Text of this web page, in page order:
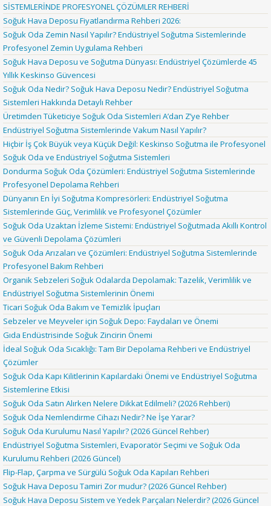
SİSTEMLERİNDE PROFESYONEL ÇÖZÜMLER REHBERİ
Soğuk Hava Deposu Fiyatlandırma Rehberi 2026:
Soğuk Oda Zemin Nasıl Yapılır? Endüstriyel Soğutma Sistemlerinde
Profesyonel Zemin Uygulama Rehberi
Soğuk Hava Deposu ve Soğutma Dünyası: Endüstriyel Çözümlerde 45
Yıllık Keskinso Güvencesi
Soğuk Oda Nedir? Soğuk Hava Deposu Nedir? Endüstriyel Soğutma
Sistemleri Hakkında Detaylı Rehber
Üretimden Tüketiciye Soğuk Oda Sistemleri A’dan Z’ye Rehber
Endüstriyel Soğutma Sistemlerinde Vakum Nasıl Yapılır?
Hiçbir İş Çok Büyük veya Küçük Değil: Keskinso Soğutma ile Profesyonel
Soğuk Oda ve Endüstriyel Soğutma Sistemleri
Dondurma Soğuk Oda Çözümleri: Endüstriyel Soğutma Sistemlerinde
Profesyonel Depolama Rehberi
Dünyanın En İyi Soğutma Kompresörleri: Endüstriyel Soğutma
Sistemlerinde Güç, Verimlilik ve Profesyonel Çözümler
Soğuk Oda Uzaktan İzleme Sistemi: Endüstriyel Soğutmada Akıllı Kontrol
ve Güvenli Depolama Çözümleri
Soğuk Oda Arızaları ve Çözümleri: Endüstriyel Soğutma Sistemlerinde
Profesyonel Bakım Rehberi
Organik Sebzeleri Soğuk Odalarda Depolamak: Tazelik, Verimlilik ve
Endüstriyel Soğutma Sistemlerinin Önemi
Ticari Soğuk Oda Bakım ve Temizlik İpuçları
Sebzeler ve Meyveler için Soğuk Depo: Faydaları ve Önemi
Gıda Endüstrisinde Soğuk Zincirin Önemi
İdeal Soğuk Oda Sıcaklığı: Tam Bir Depolama Rehberi ve Endüstriyel
Çözümler
Soğuk Oda Kapı Kilitlerinin Kapılardaki Önemi ve Endüstriyel Soğutma
Sistemlerine Etkisi
Soğuk Oda Satın Alırken Nelere Dikkat Edilmeli? (2026 Rehberi)
Soğuk Oda Nemlendirme Cihazı Nedir? Ne İşe Yarar?
Soğuk Oda Kurulumu Nasıl Yapılır? (2026 Güncel Rehber)
Endüstriyel Soğutma Sistemleri, Evaporatör Seçimi ve Soğuk Oda
Kurulumu Rehberi (2026 Güncel)
Flip-Flap, Çarpma ve Sürgülü Soğuk Oda Kapıları Rehberi
Soğuk Hava Deposu Tamiri Zor mudur? (2026 Güncel Rehber)
Soğuk Hava Deposu Sistem ve Yedek Parçaları Nelerdir? (2026 Güncel